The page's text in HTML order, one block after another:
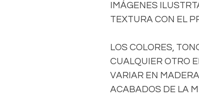
IMÁGENES
TEXTURA CON EL
LOS COLORES,
CUALQUIER OTRO
VARIAR EN
ACABADOS DE LA